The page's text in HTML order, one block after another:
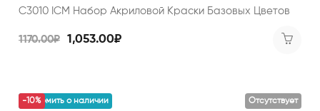
C3010 ICM Набор Акриловой Краски Базовых Цветов
1170.00₽ 1,053.00₽
Отсутствует
уведомить о наличии
-10%